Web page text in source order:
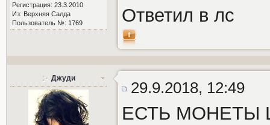
Регистрация: 23.3.2010
Из: Верхняя Салда
Пользователь №: 1769
Ответил в лс
Джуди
29.9.2018, 12:49
ЕСТЬ МОНЕТЫ